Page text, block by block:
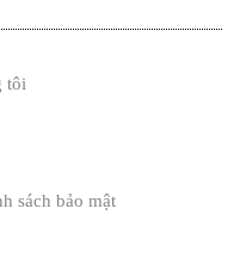
tôi
sách bảo mật